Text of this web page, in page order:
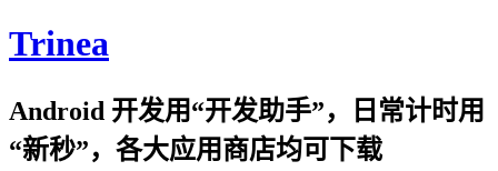
Trinea
Android 开发用“开发助手”，日常计时用
“新秒”，各大应用商店均可下载